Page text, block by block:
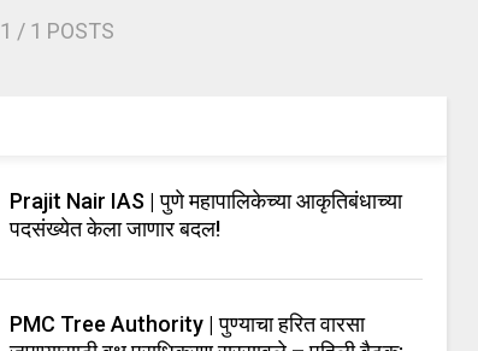
1 / 1 POSTS
Prajit Nair IAS | पुणे महापालिकेच्या आकृतिबंधाच्या
पदसंख्येत केला जाणार बदल!
PMC Tree Authority | पुण्याचा हरित वारसा